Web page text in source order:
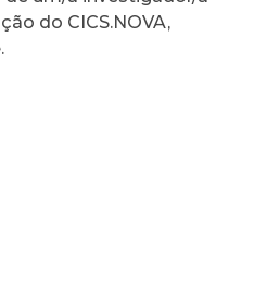
do CICS.NOVA,